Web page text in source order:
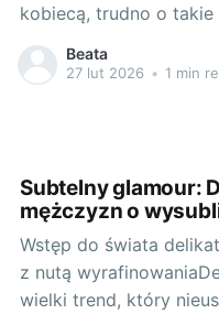
kobiecą, trudno o
swoją ofertą. Jednak,
prawdziwe perełki.
Beata
27 lut 2026 • 1 min
Subtelny glamour:
mężczyzn o
Wstęp do świata
z nutą
wielki trend, który